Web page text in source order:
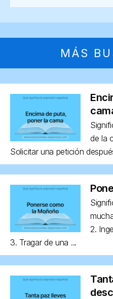
MÁS
de la
Solicitar una petición
2.
3. Tragar de una ...